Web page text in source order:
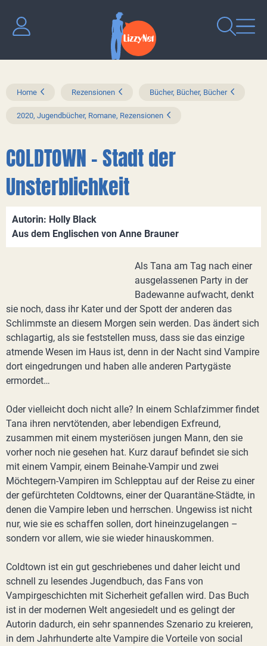
Home Rezensionen Bücher, Bücher, Bücher
2020, Jugendbücher, Romane, Rezensionen
COLDTOWN - Stadt der
Unsterblichkeit
Autorin: Holly Black
Aus dem Englischen von Anne Brauner
Als Tana am Tag nach einer
ausgelassenen Party in der
Badewanne aufwacht, denkt
sie noch, dass ihr Kater und der Spott der anderen das
Schlimmste an diesem Morgen sein werden. Das ändert sich
schlagartig, als sie feststellen muss, dass sie das einzige
atmende Wesen im Haus ist, denn in der Nacht sind Vampire
dort eingedrungen und haben alle anderen Partygäste
ermordet…
Oder vielleicht doch nicht alle? In einem Schlafzimmer findet
Tana ihren nervtötenden, aber lebendigen Exfreund,
zusammen mit einem mysteriösen jungen Mann, den sie
vorher noch nie gesehen hat. Kurz darauf befindet sie sich
mit einem Vampir, einem Beinahe-Vampir und zwei
Möchtegern-Vampiren im Schlepptau auf der Reise zu einer
der gefürchteten Coldtowns, einer der Quarantäne-Städte, in
denen die Vampire leben und herrschen. Ungewiss ist nicht
nur, wie sie es schaffen sollen, dort hineinzugelangen –
sondern vor allem, wie sie wieder hinauskommen.
Coldtown ist ein gut geschriebenes und daher leicht und
schnell zu lesendes Jugendbuch, das Fans von
Vampirgeschichten mit Sicherheit gefallen wird. Das Buch
ist in der modernen Welt angesiedelt und es gelingt der
Autorin dadurch, ein sehr spannendes Szenario zu kreieren,
in dem Jahrhunderte alte Vampire die Vorteile von social